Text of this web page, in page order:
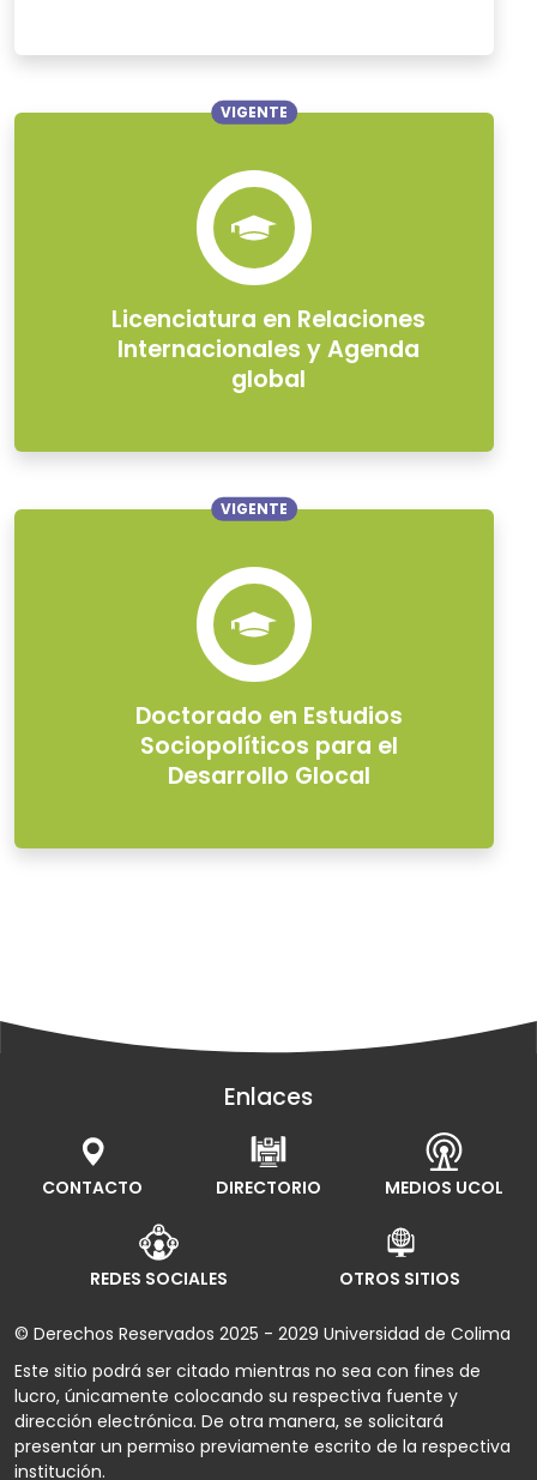
Licenciatura en Relaciones
Internacionales y Agenda
global
VIGENTE
Doctorado en Estudios
Sociopolíticos para el
Desarrollo Glocal
VIGENTE
Enlaces
CONTACTO DIRECTORIO MEDIOS UCOL
REDES SOCIALES OTROS SITIOS
© Derechos Reservados 2025 - 2029 Universidad de Colima
Este sitio podrá ser citado mientras no sea con fines de
lucro, únicamente colocando su respectiva fuente y
dirección electrónica. De otra manera, se solicitará
presentar un permiso previamente escrito de la respectiva
institución.